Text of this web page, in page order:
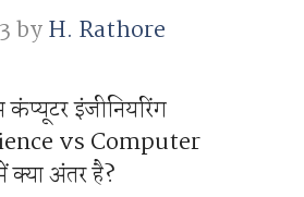
byH. Rathore
इंजीनियरिंग
vs Computer
अंतर है?